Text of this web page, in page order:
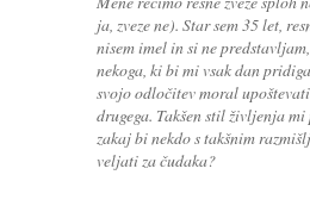
ja, zveze ne). Star sem 35 let,
nisem imel in si ne
nekoga, ki bi mi vsak dan
svojo odločitev moral
drugega. Takšen stil življenja mi
zakaj bi nekdo s takšnim
veljati za čudaka?